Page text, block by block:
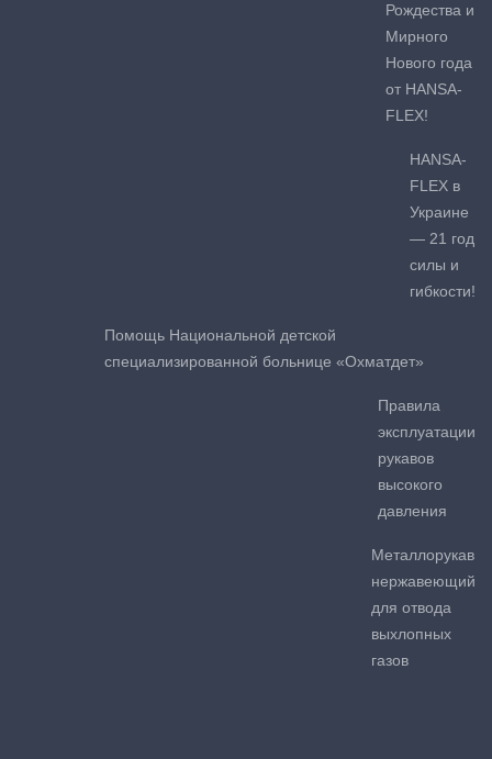
Рождества и
Мирного
Нового года
от HANSA-
FLEX!
HANSA-
FLEX в
Украине
— 21 год
силы и
гибкости!
Помощь Национальной детской
специализированной больнице «Охматдет»
Правила
эксплуатации
рукавов
высокого
давления
Металлорукав
нержавеющий
для отвода
выхлопных
газов